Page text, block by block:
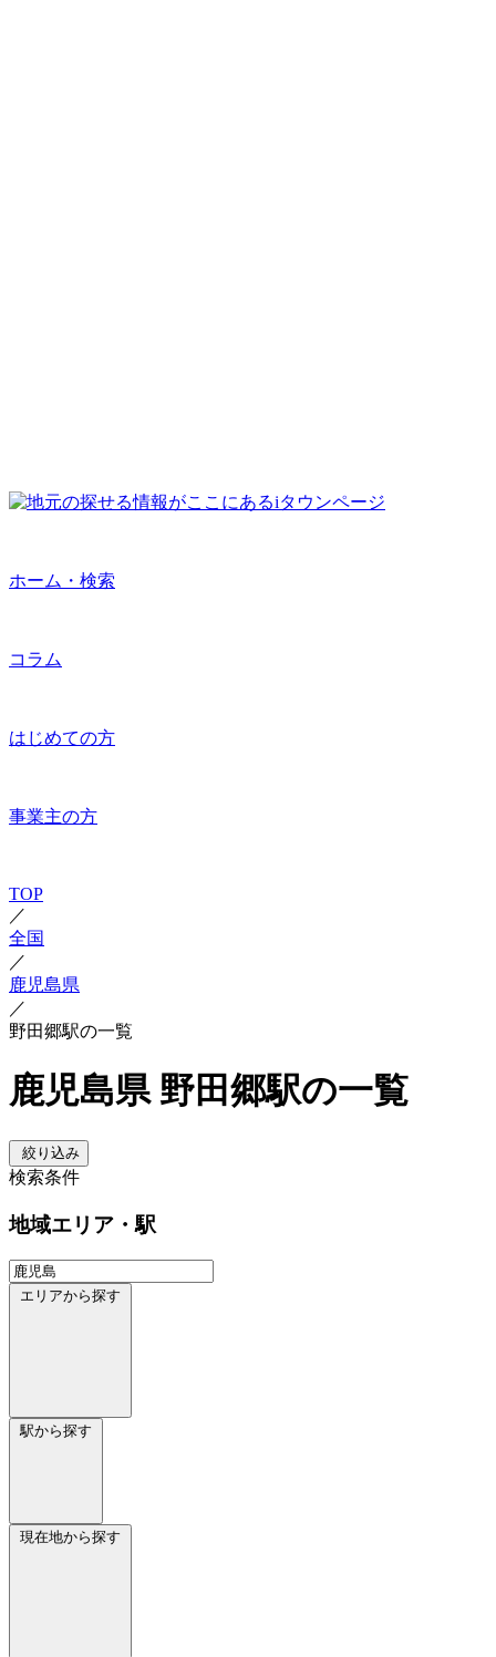
ホーム・検索
コラム
はじめての方
事業主の方
TOP
／
全国
／
鹿児島県
／
野田郷駅の一覧
鹿児島県 野田郷駅の一覧
絞り込み
検索条件
地域エリア・駅
エリアから探す
駅から探す
現在地から探す